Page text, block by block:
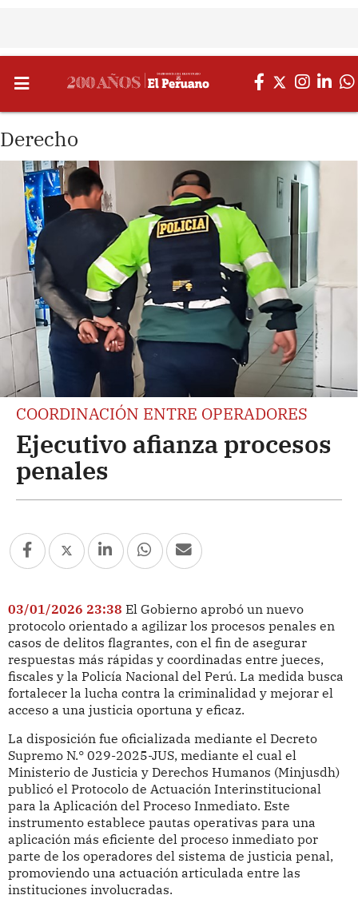
Derecho
COORDINACIÓN ENTRE OPERADORES
Ejecutivo afianza procesos
penales
03/01/2026 23:38 El Gobierno aprobó un nuevo
protocolo orientado a agilizar los procesos penales en
casos de delitos flagrantes, con el fin de asegurar
respuestas más rápidas y coordinadas entre jueces,
fiscales y la Policía Nacional del Perú. La medida busca
fortalecer la lucha contra la criminalidad y mejorar el
acceso a una justicia oportuna y eficaz.
La disposición fue oficializada mediante el Decreto
Supremo N.° 029-2025-JUS, mediante el cual el
Ministerio de Justicia y Derechos Humanos (Minjusdh)
publicó el Protocolo de Actuación Interinstitucional
para la Aplicación del Proceso Inmediato. Este
instrumento establece pautas operativas para una
aplicación más eficiente del proceso inmediato por
parte de los operadores del sistema de justicia penal,
promoviendo una actuación articulada entre las
instituciones involucradas.